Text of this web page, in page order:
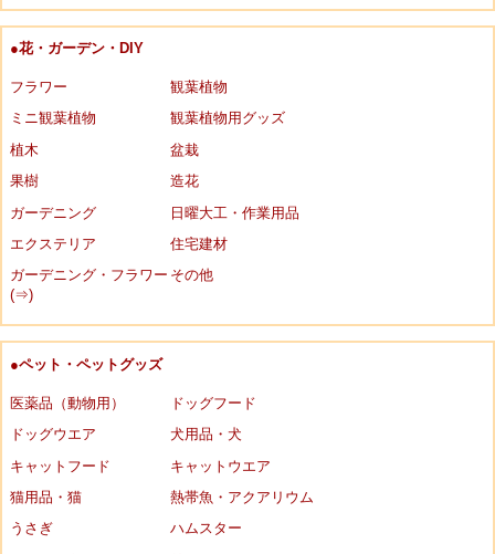
●花・ガーデン・DIY
フラワー
観葉植物
ミニ観葉植物
観葉植物用グッズ
植木
盆栽
果樹
造花
ガーデニング
日曜大工・作業用品
エクステリア
住宅建材
ガーデニング・フラワー
(⇒)
その他
●ペット・ペットグッズ
医薬品（動物用）
ドッグフード
ドッグウエア
犬用品・犬
キャットフード
キャットウエア
猫用品・猫
熱帯魚・アクアリウム
うさぎ
ハムスター